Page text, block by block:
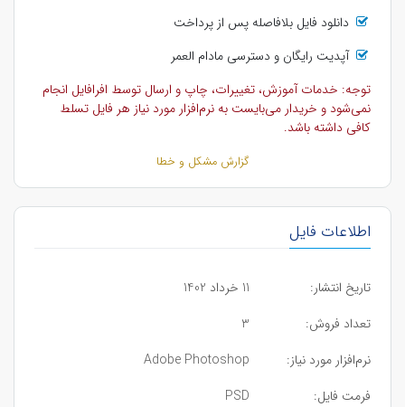
دانلود فایل بلافاصله پس از پرداخت
آپدیت رایگان و دسترسی مادام العمر
توجه: خدمات آموزش، تغییرات، چاپ و ارسال توسط افرافایل انجام
نمی‌شود و خریدار می‌بایست به نرم‌افزار مورد نیاز هر فایل تسلط
کافی داشته باشد.
گزارش مشکل و خطا
اطلاعات فایل
تاریخ انتشار:
11 خرداد 1402
تعداد فروش:
3
نرم‌افزار مورد نیاز:
Adobe Photoshop
فرمت فایل:
PSD